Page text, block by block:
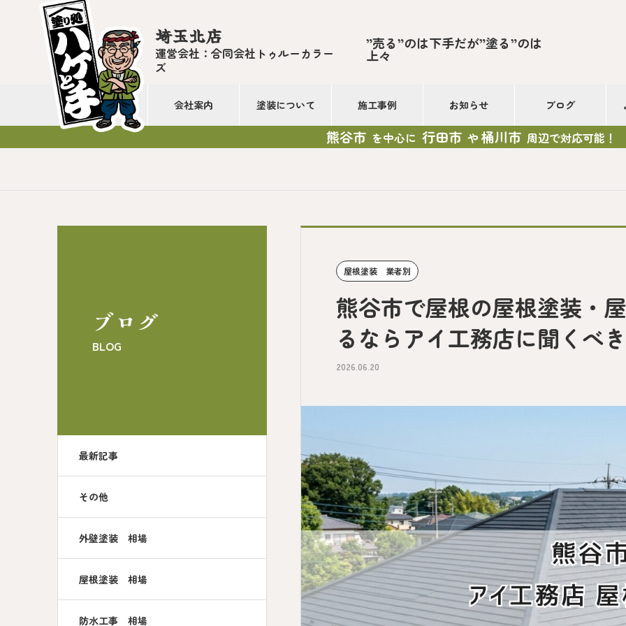
埼玉北店
運営会社：合同会社トゥルーカラー
ズ
”売る”のは下手だが”塗る”のは
上々
会社案内 塗装について 施工事例 お知らせ ブログ
熊谷市 を中心に 行田市 や桶川市 周辺で対応可能！
ブログ
BLOG
最新記事
その他
外壁塗装 相場
屋根塗装 相場
防水工事 相場
屋根塗装 業者別
熊谷市で屋根の屋根塗装・
るならアイ工務店に聞くべ
2026.06.20